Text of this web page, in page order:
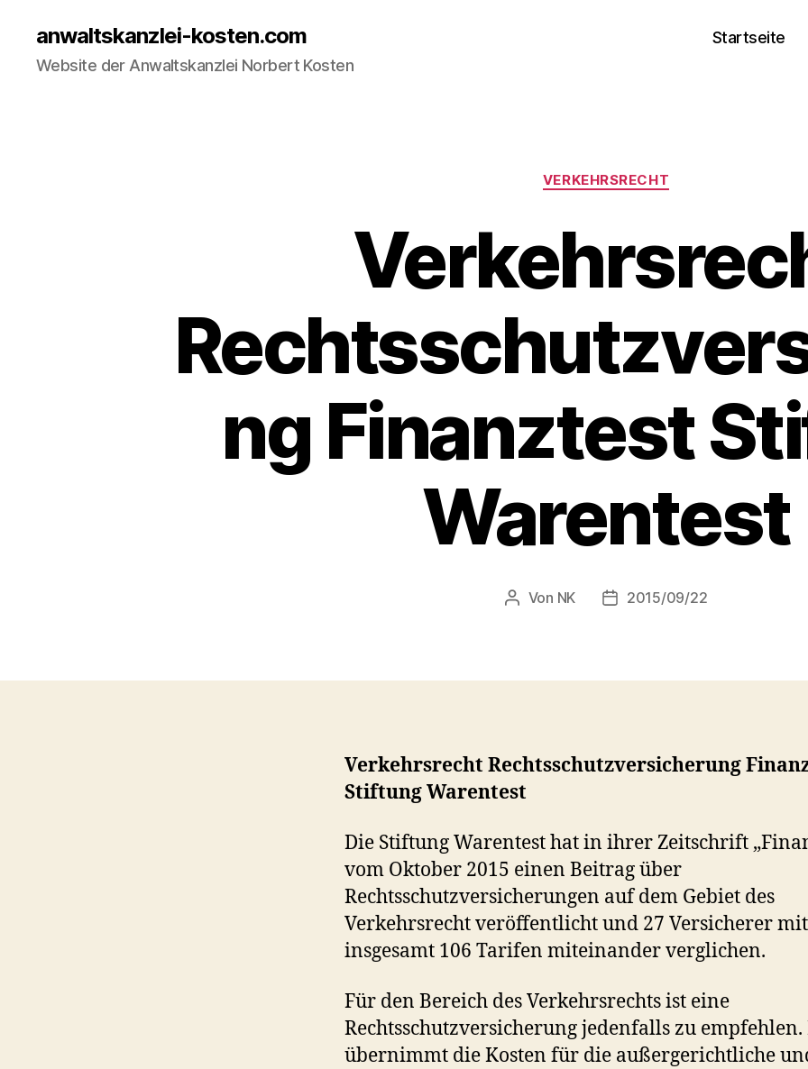
anwaltskanzlei-kosten.com
Website der Anwaltskanzlei Norbert Kosten
Startseite
Kategorien
VERKEHRSRECHT
ng Finanztest
Warentest
Beitragsautor
Von NK Veröffentlichungsdatum
2015/09/22
Verkehrsrecht Rechtsschutzversicherung
Stiftung Warentest
Die Stiftung Warentest hat in ihrer Zeitschrift
vom Oktober 2015 einen Beitrag über
Rechtsschutzversicherungen auf dem Gebiet des
Verkehrsrecht veröffentlicht und 27 Versicherer mit
insgesamt 106 Tarifen miteinander verglichen.
Für den Bereich des Verkehrsrechts ist eine
Rechtsschutzversicherung jedenfalls zu empfehlen.
übernimmt die Kosten für die außergerichtliche